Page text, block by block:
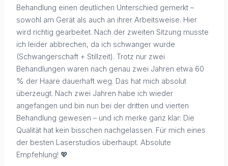
Behandlung einen deutlichen Unterschied gemerkt –
sowohl am Gerät als auch an ihrer Arbeitsweise. Hier
wird richtig gearbeitet. Nach der zweiten Sitzung musste
ich leider abbrechen, da ich schwanger wurde
(Schwangerschaft + Stillzeit). Trotz nur zwei
Behandlungen waren nach genau zwei Jahren etwa 60
% der Haare dauerhaft weg. Das hat mich absolut
überzeugt. Nach zwei Jahren habe ich wieder
angefangen und bin nun bei der dritten und vierten
Behandlung gewesen – und ich merke ganz klar: Die
Qualität hat kein bisschen nachgelassen. Für mich eines
der besten Laserstudios überhaupt. Absolute
Empfehlung! 💖